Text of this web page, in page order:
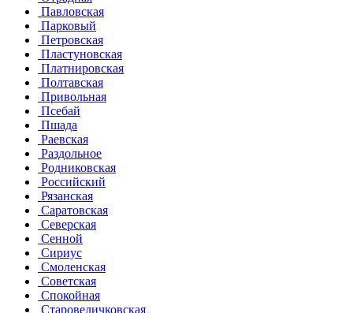
Павловская
Парковый
Петровская
Пластуновская
Платнировская
Полтавская
Привольная
Псебай
Пшада
Раевская
Раздольное
Родниковская
Российский
Рязанская
Саратовская
Северская
Сенной
Сириус
Смоленская
Советская
Спокойная
Старовеличковская